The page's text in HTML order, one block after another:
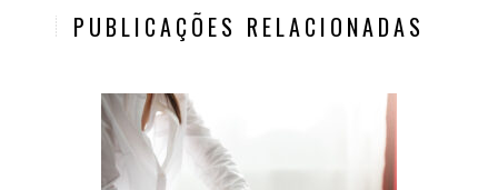
PUBLICAÇÕES RELACIONADAS